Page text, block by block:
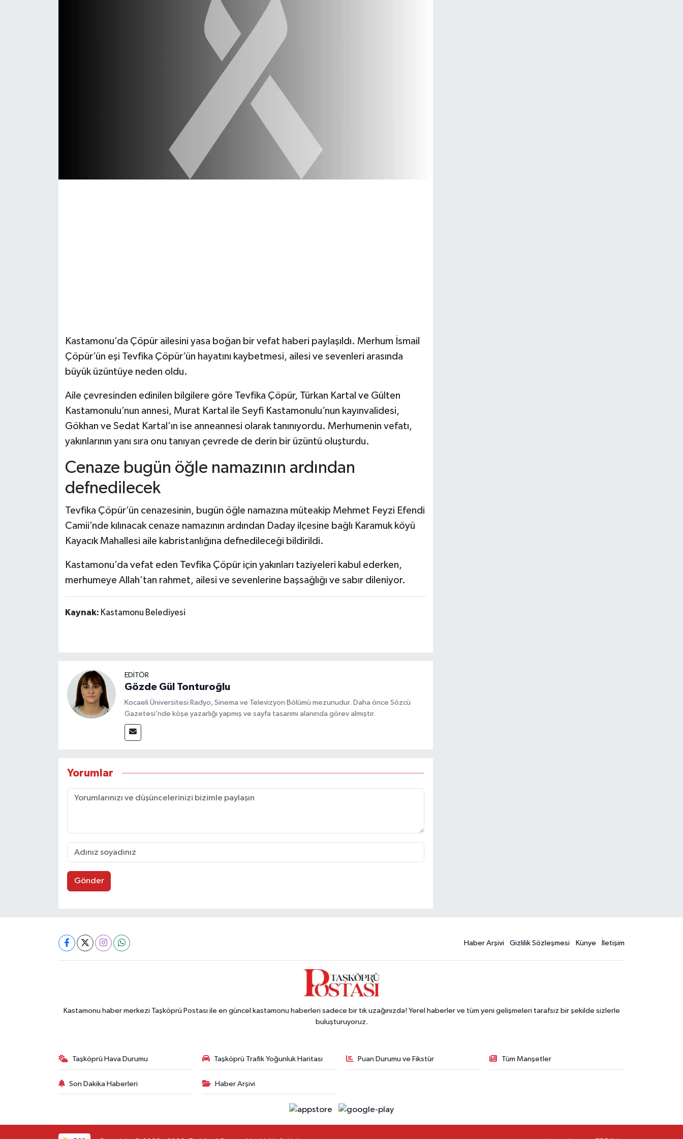
Kastamonu’da Çöpür ailesini yasa boğan bir vefat haberi paylaşıldı. Merhum İsmail
Çöpür’ün eşi Tevfika Çöpür’ün hayatını kaybetmesi, ailesi ve sevenleri arasında
büyük üzüntüye neden oldu.
Aile çevresinden edinilen bilgilere göre Tevfika Çöpür, Türkan Kartal ve Gülten
Kastamonulu’nun annesi, Murat Kartal ile Seyfi Kastamonulu’nun kayınvalidesi,
Gökhan ve Sedat Kartal’ın ise anneannesi olarak tanınıyordu. Merhumenin vefatı,
yakınlarının yanı sıra onu tanıyan çevrede de derin bir üzüntü oluşturdu.
Cenaze bugün öğle namazının ardından
defnedilecek
Tevfika Çöpür’ün cenazesinin, bugün öğle namazına müteakip Mehmet Feyzi Efendi
Camii’nde kılınacak cenaze namazının ardından Daday ilçesine bağlı Karamuk köyü
Kayacık Mahallesi aile kabristanlığına defnedileceği bildirildi.
Kastamonu’da vefat eden Tevfika Çöpür için yakınları taziyeleri kabul ederken,
merhumeye Allah’tan rahmet, ailesi ve sevenlerine başsağlığı ve sabır dileniyor.
Kaynak: Kastamonu Belediyesi
EDİTÖR
Gözde Gül Tonturoğlu
Kocaeli Üniversitesi Radyo, Sinema ve Televizyon Bölümü mezunudur. Daha önce Sözcü
Gazetesi’nde köşe yazarlığı yapmış ve sayfa tasarımı alanında görev almıştır.
Yorumlar
Gönder
Haber Arşivi Gizlilik Sözleşmesi Künye İletişim
Kastamonu haber merkezi Taşköprü Postası ile en güncel kastamonu haberleri sadece bir tık uzağınızda! Yerel haberler ve tüm yeni gelişmeleri tarafsız bir şekilde sizlerle
buluşturuyoruz.
Taşköprü Hava Durumu Taşköprü Trafik Yoğunluk Haritası Puan Durumu ve Fikstür Tüm Manşetler
Son Dakika Haberleri Haber Arşivi
Karadeniz Haberleri
Teknoloji Haberleri
Dünya Haberleri
Yerel Haberler
Haber Arşivi